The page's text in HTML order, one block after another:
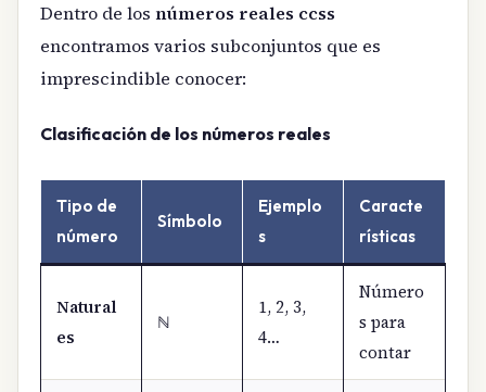
Dentro de los números reales ccss
encontramos varios subconjuntos que es
imprescindible conocer:
Clasificación de los números reales
Tipo de
número
Símbolo
Ejemplo
s
Caracte
rísticas
Natural
es
ℕ
1, 2, 3,
4…
Número
s para
contar